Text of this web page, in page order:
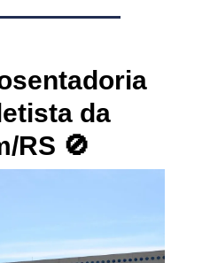
da
RS 🚫